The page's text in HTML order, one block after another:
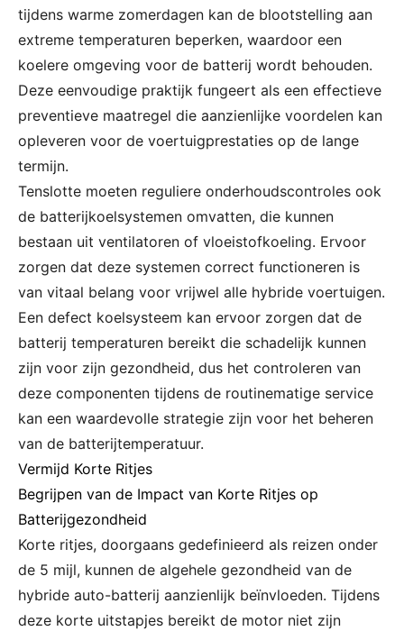
tijdens warme zomerdagen kan de blootstelling aan
extreme temperaturen beperken, waardoor een
koelere omgeving voor de batterij wordt behouden.
Deze eenvoudige praktijk fungeert als een effectieve
preventieve maatregel die aanzienlijke voordelen kan
opleveren voor de voertuigprestaties op de lange
termijn.
Tenslotte moeten reguliere onderhoudscontroles ook
de batterijkoelsystemen omvatten, die kunnen
bestaan uit ventilatoren of vloeistofkoeling. Ervoor
zorgen dat deze systemen correct functioneren is
van vitaal belang voor vrijwel alle hybride voertuigen.
Een defect koelsysteem kan ervoor zorgen dat de
batterij temperaturen bereikt die schadelijk kunnen
zijn voor zijn gezondheid, dus het controleren van
deze componenten tijdens de routinematige service
kan een waardevolle strategie zijn voor het beheren
van de batterijtemperatuur.
Vermijd Korte Ritjes
Begrijpen van de Impact van Korte Ritjes op
Batterijgezondheid
Korte ritjes, doorgaans gedefinieerd als reizen onder
de 5 mijl, kunnen de algehele gezondheid van de
hybride auto-batterij aanzienlijk beïnvloeden. Tijdens
deze korte uitstapjes bereikt de motor niet zijn